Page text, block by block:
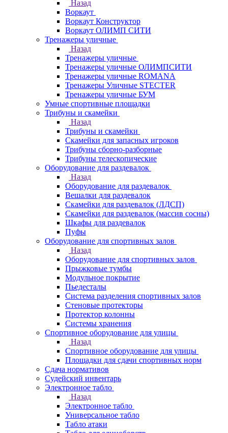
Назад
Воркаут
Воркаут Конструктор
Воркаут ОЛИМП СИТИ
Тренажеры уличные
Назад
Тренажеры уличные
Тренажеры уличные ОЛИМПСИТИ
Тренажеры уличные ROMANA
Тренажеры Уличные STECTER
Тренажеры уличные БУМ
Умные спортивные площадки
Трибуны и скамейки
Назад
Трибуны и скамейки
Скамейки для запасных игроков
Трибуны сборно-разборные
Трибуны телескопические
Оборудование для раздевалок
Назад
Оборудование для раздевалок
Вешалки для раздевалок
Скамейки для раздевалок (ЛДСП)
Скамейки для раздевалок (массив сосны)
Шкафы для раздевалок
Пуфы
Оборудование для спортивных залов
Назад
Оборудование для спортивных залов
Прыжковые тумбы
Модульное покрытие
Пьедесталы
Система разделения спортивных залов
Стеновые протекторы
Протектор колонны
Системы хранения
Спортивное оборудование для улицы
Назад
Спортивное оборудование для улицы
Площадки для сдачи спортивных норм
Сдача нормативов
Судейский инвентарь
Электронное табло
Назад
Электронное табло
Универсальное табло
Табло атаки